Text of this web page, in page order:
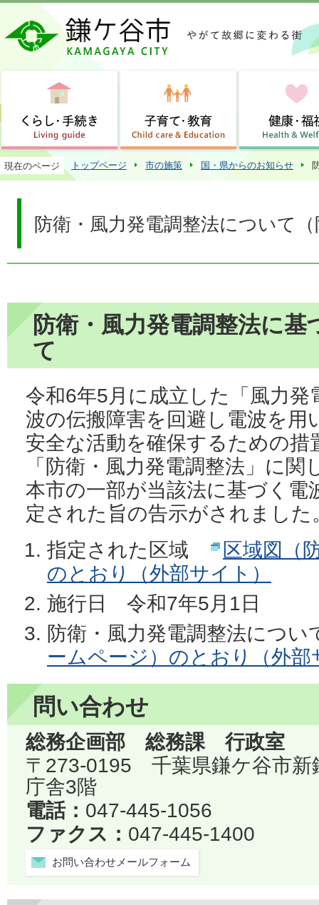
この
現在のページ トップページ 市の施策 国・県からのお知らせ
防衛・風力発電調整法について
防衛・風力発電調整法に
て
令和6年5月に成立した「風力
波の伝搬障害を回避し電波を用
安全な活動を確保するための措
「防衛・風力発電調整法」に
本市の一部が当該法に基づく電
定された旨の告示がされました
指定された区域
区域図（
のとおり（外部サイト）
施行日 令和7年5月1日
防衛・風力発電調整法につ
ームページ）のとおり（外部
問い合わせ
総務企画部 総務課 行政室
〒273-0195 千葉県鎌ケ谷市
庁舎3階
電話： 047-445-1056
ファクス： 047-445-1400
お問い合わせメールフォーム